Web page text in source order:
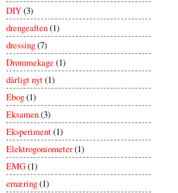
DIY(3)
drengeaften(1)
dressing(7)
Drømmekage(1)
dårligt nyt(1)
Ebog(1)
Eksamen(3)
Eksperiment(1)
Elektrogoniometer(1)
EMG(1)
ernæring(1)